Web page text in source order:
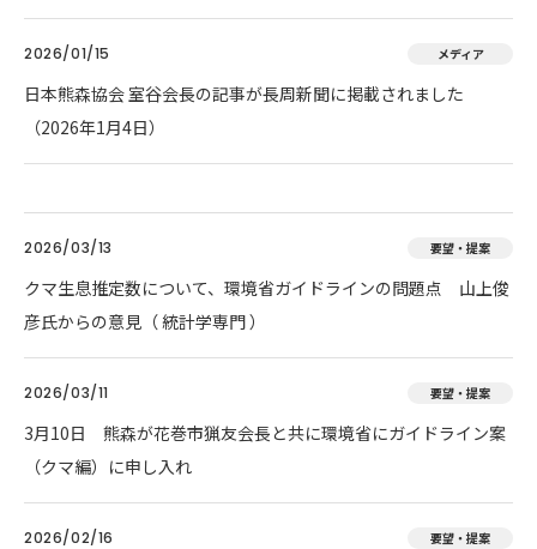
2026/01/15 メディア
日本熊森協会 室谷会長の記事が長周新聞に掲載されました
（2026年1月4日）
2026/03/13 要望・提案
クマ生息推定数について、環境省ガイドラインの問題点 山上俊
彦氏からの意見（ 統計学専門 ）
2026/03/11 要望・提案
3月10日 熊森が花巻市猟友会長と共に環境省にガイドライン案
（クマ編）に申し入れ
2026/02/16 要望・提案